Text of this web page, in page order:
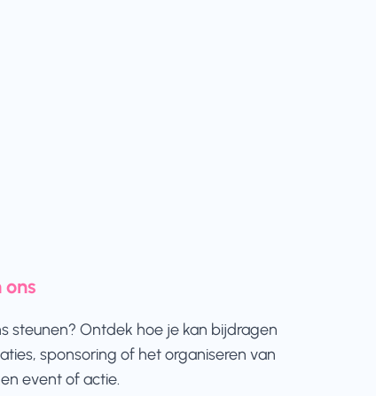
ons
steunen? Ontdek hoe je kan bijdragen
sponsoring of het organiseren van
event of actie.